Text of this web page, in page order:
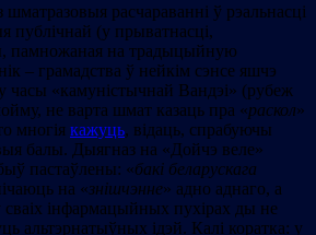
расчараванні ў рэальнасці
публічнай (у прыватнасці,
памножаная на традыцыйную
– грамадства ў нейкім сэнсе яшчэ
часы «камуністычнай Вандэі» (рубеж
не варта шмат казаць пра «раскол»
многія кажуць, відаць, спрабуючы
балы. Дыягназ на «Дойчэ веле»
пастаўлены: «бакі беларускага
на «знішчэнне» адно аднаго, а
інфармацыйных пухірах ды не
альтэрнатыўных ідэй. Калі коратка: у